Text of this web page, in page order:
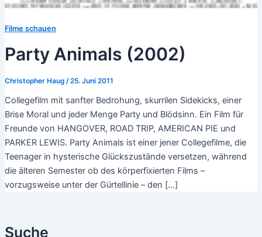
Suche
Filme schauen
Party Animals (2002)
Christopher Haug /25. Juni 2011
Collegefilm mit sanfter Bedrohung, skurrilen Sidekicks, einer
Brise Moral und jeder Menge Party und Blödsinn. Ein Film für
Freunde von HANGOVER, ROAD TRIP, AMERICAN PIE und
PARKER LEWIS. Party Animals ist einer jener Collegefilme, die
Teenager in hysterische Glückszustände versetzen, während
die älteren Semester ob des körperfixierten Films –
vorzugsweise unter der Gürtellinie – den […]